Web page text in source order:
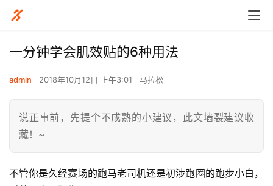
一分钟学会肌效贴的6种用法
admin 2018年10月12日 上午3:01 马拉松
说正事前，先提个不成熟的小建议，此文墙裂建议收
藏！~
不管你是久经赛场的跑马老司机还是初涉跑圈的跑步小白，